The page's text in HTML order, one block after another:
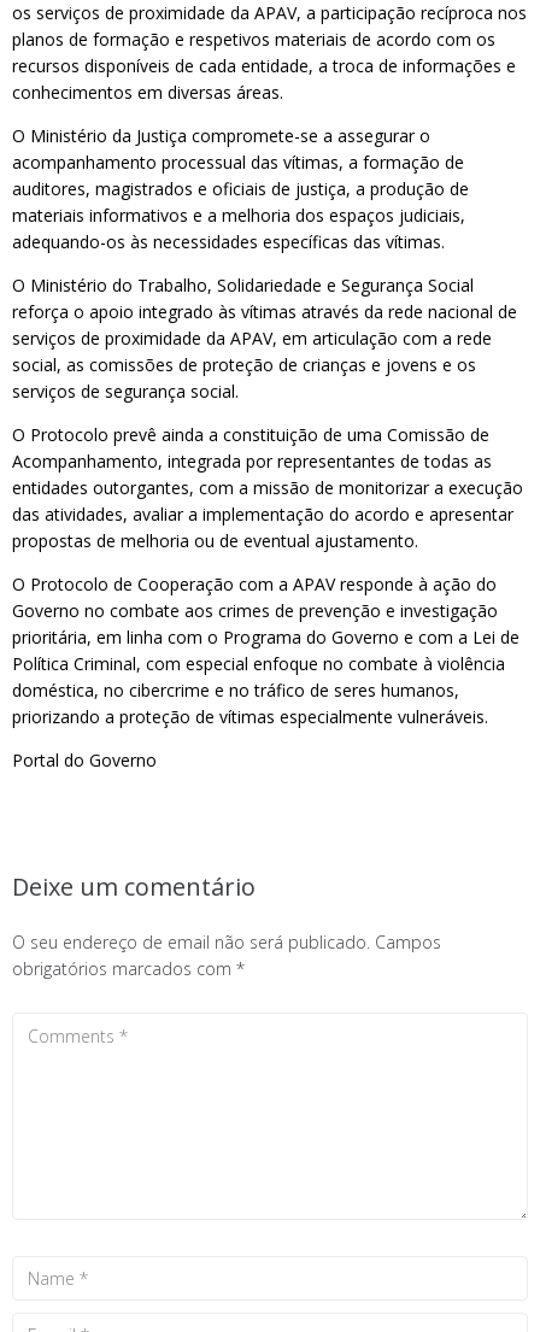
os serviços de proximidade da APAV, a participação recíproca nos
planos de formação e respetivos materiais de acordo com os
recursos disponíveis de cada entidade, a troca de informações e
conhecimentos em diversas áreas.
O Ministério da Justiça compromete-se a assegurar o
acompanhamento processual das vítimas, a formação de
auditores, magistrados e oficiais de justiça, a produção de
materiais informativos e a melhoria dos espaços judiciais,
adequando-os às necessidades específicas das vítimas.
O Ministério do Trabalho, Solidariedade e Segurança Social
reforça o apoio integrado às vítimas através da rede nacional de
serviços de proximidade da APAV, em articulação com a rede
social, as comissões de proteção de crianças e jovens e os
serviços de segurança social.
O Protocolo prevê ainda a constituição de uma Comissão de
Acompanhamento, integrada por representantes de todas as
entidades outorgantes, com a missão de monitorizar a execução
das atividades, avaliar a implementação do acordo e apresentar
propostas de melhoria ou de eventual ajustamento.
O Protocolo de Cooperação com a APAV responde à ação do
Governo no combate aos crimes de prevenção e investigação
prioritária, em linha com o Programa do Governo e com a Lei de
Política Criminal, com especial enfoque no combate à violência
doméstica, no cibercrime e no tráfico de seres humanos,
priorizando a proteção de vítimas especialmente vulneráveis.
Portal do Governo
Deixe um comentário
O seu endereço de email não será publicado. Campos
obrigatórios marcados com *